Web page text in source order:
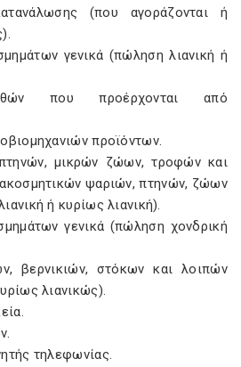
(που αγοράζονται ή
γενικά (πώληση λιανική ή
που προέρχονται από
προϊόντων.
μικρών ζώων, τροφών και
ψαριών, πτηνών, ζώων
ή κυρίως λιανική).
γενικά (πώληση χονδρική
βερνικιών, στόκων και λοιπών
λιανικώς).
τηλεφωνίας.